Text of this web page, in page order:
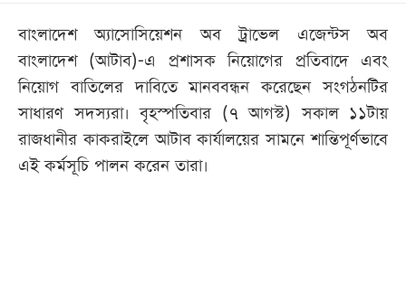
সব
বিভাগ
বাংলাদেশ অ্যাসোসিয়েশন অব ট্রাভেল এজেন্টস অব
বাংলাদেশ (আটাব)-এ প্রশাসক নিয়োগের প্রতিবাদে এবং
নিয়োগ বাতিলের দাবিতে মানববন্ধন করেছেন সংগঠনটির
সাধারণ সদস্যরা। বৃহস্পতিবার (৭ আগস্ট) সকাল ১১টায়
রাজধানীর কাকরাইলে আটাব কার্যালয়ের সামনে শান্তিপূর্ণভাবে
এই কর্মসূচি পালন করেন তারা।